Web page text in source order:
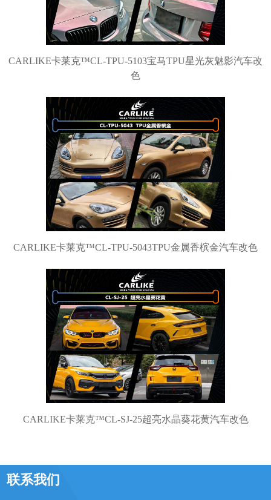
CARLIKE卡莱克™CL-TPU-5103宝马TPU星光灰魅影汽车改
色
CARLIKE卡莱克™CL-TPU-5043TPU金属香槟金汽车改色
CARLIKE卡莱克™CL-SJ-25超亮水晶葵花黄汽车改色
联系我们